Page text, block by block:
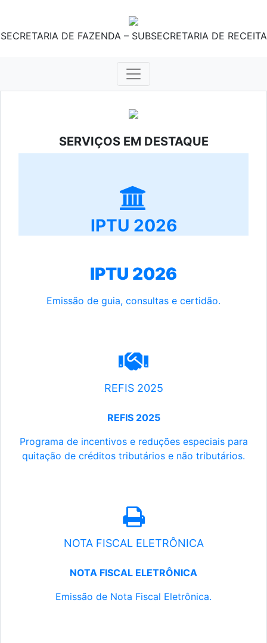
SECRETARIA DE FAZENDA – SUBSECRETARIA DE RECEITA
SERVIÇOS EM DESTAQUE
IPTU 2026
IPTU 2026
Emissão de guia, consultas e certidão.
REFIS 2025
REFIS 2025
Programa de incentivos e reduções especiais para
quitação de créditos tributários e não tributários.
NOTA FISCAL ELETRÔNICA
NOTA FISCAL ELETRÔNICA
Emissão de Nota Fiscal Eletrônica.